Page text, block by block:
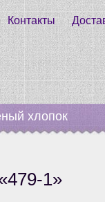
Контакты
хлопок
1»